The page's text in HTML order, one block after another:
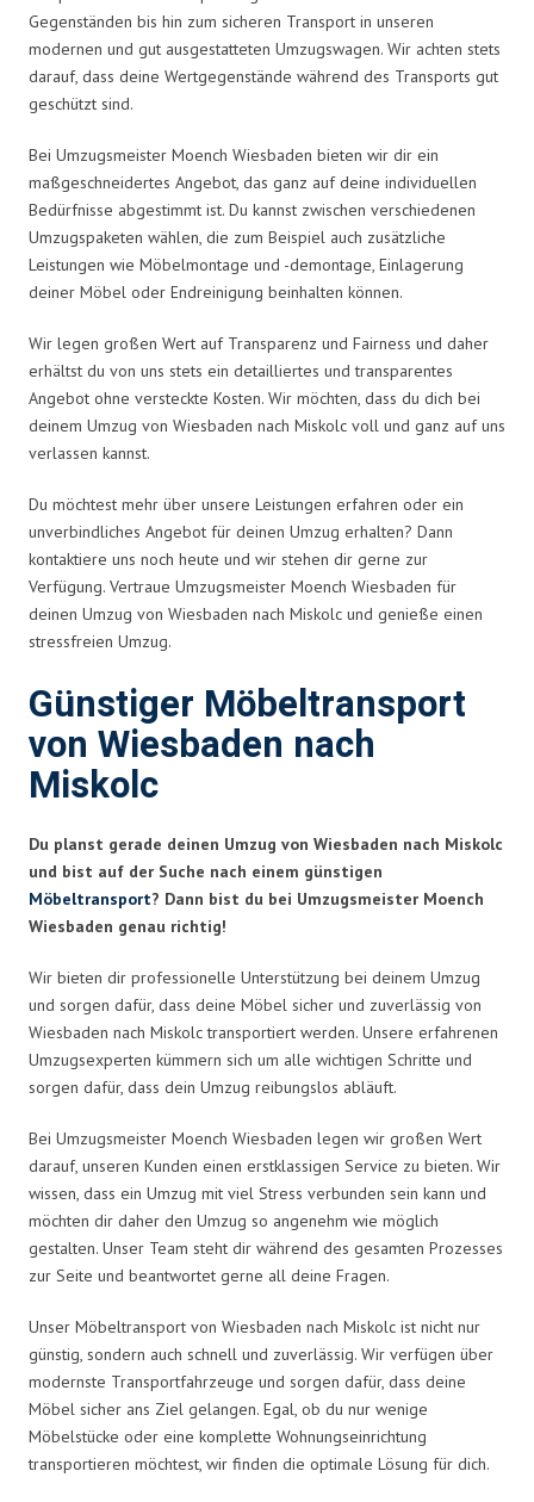
Gegenständen bis hin zum sicheren Transport in unseren
modernen und gut ausgestatteten Umzugswagen. Wir achten stets
darauf, dass deine Wertgegenstände während des Transports gut
geschützt sind.
Bei Umzugsmeister Moench Wiesbaden bieten wir dir ein
maßgeschneidertes Angebot, das ganz auf deine individuellen
Bedürfnisse abgestimmt ist. Du kannst zwischen verschiedenen
Umzugspaketen wählen, die zum Beispiel auch zusätzliche
Leistungen wie Möbelmontage und -demontage, Einlagerung
deiner Möbel oder Endreinigung beinhalten können.
Wir legen großen Wert auf Transparenz und Fairness und daher
erhältst du von uns stets ein detailliertes und transparentes
Angebot ohne versteckte Kosten. Wir möchten, dass du dich bei
deinem Umzug von Wiesbaden nach Miskolc voll und ganz auf uns
verlassen kannst.
Du möchtest mehr über unsere Leistungen erfahren oder ein
unverbindliches Angebot für deinen Umzug erhalten? Dann
kontaktiere uns noch heute und wir stehen dir gerne zur
Verfügung. Vertraue Umzugsmeister Moench Wiesbaden für
deinen Umzug von Wiesbaden nach Miskolc und genieße einen
stressfreien Umzug.
Günstiger Möbeltransport
von Wiesbaden nach
Miskolc
Du planst gerade deinen Umzug von Wiesbaden nach Miskolc
und bist auf der Suche nach einem günstigen
Möbeltransport? Dann bist du bei Umzugsmeister Moench
Wiesbaden genau richtig!
Wir bieten dir professionelle Unterstützung bei deinem Umzug
und sorgen dafür, dass deine Möbel sicher und zuverlässig von
Wiesbaden nach Miskolc transportiert werden. Unsere erfahrenen
Umzugsexperten kümmern sich um alle wichtigen Schritte und
sorgen dafür, dass dein Umzug reibungslos abläuft.
Bei Umzugsmeister Moench Wiesbaden legen wir großen Wert
darauf, unseren Kunden einen erstklassigen Service zu bieten. Wir
wissen, dass ein Umzug mit viel Stress verbunden sein kann und
möchten dir daher den Umzug so angenehm wie möglich
gestalten. Unser Team steht dir während des gesamten Prozesses
zur Seite und beantwortet gerne all deine Fragen.
Unser Möbeltransport von Wiesbaden nach Miskolc ist nicht nur
günstig, sondern auch schnell und zuverlässig. Wir verfügen über
modernste Transportfahrzeuge und sorgen dafür, dass deine
Möbel sicher ans Ziel gelangen. Egal, ob du nur wenige
Möbelstücke oder eine komplette Wohnungseinrichtung
transportieren möchtest, wir finden die optimale Lösung für dich.